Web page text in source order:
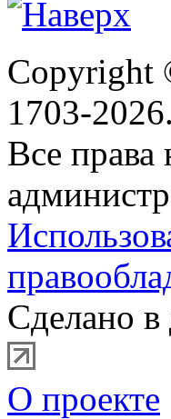
Copyright
1703-2026.
Все права
Сделано в
О проекте